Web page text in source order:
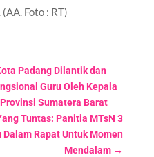
Foto : RT)
Padang Dilantik dan
Guru Oleh Kepala
Sumatera Barat
Tuntas: Panitia MTsN 3
Rapat Untuk Momen
Mendalam →